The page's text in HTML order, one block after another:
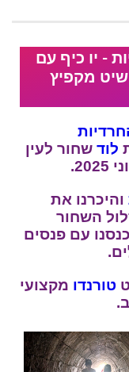
- יו כיף עם
מקפיץ
לוד שחור לעין
והיכרנו את
השחור
עם פנסים
טורנדו מקצועי